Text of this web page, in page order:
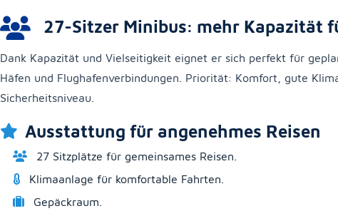
27-Sitzer Minibus: mehr Kapazität
Dank Kapazität und Vielseitigkeit eignet er sich perfekt für
Häfen und Flughafenverbindungen. Priorität: Komfort, gute
Sicherheitsniveau.
Ausstattung für angenehmes Reisen
27 Sitzplätze für gemeinsames Reisen.
Klimaanlage für komfortable Fahrten.
Gepäckraum.